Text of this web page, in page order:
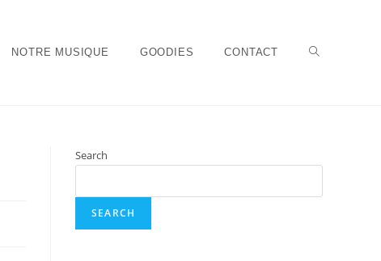
NOTRE MUSIQUE GOODIES CONTACT
Search
SEARCH